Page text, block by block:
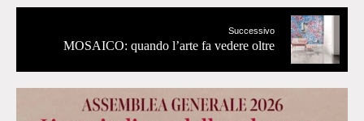
Successivo
MOSAICO: quando l’arte fa vedere oltre